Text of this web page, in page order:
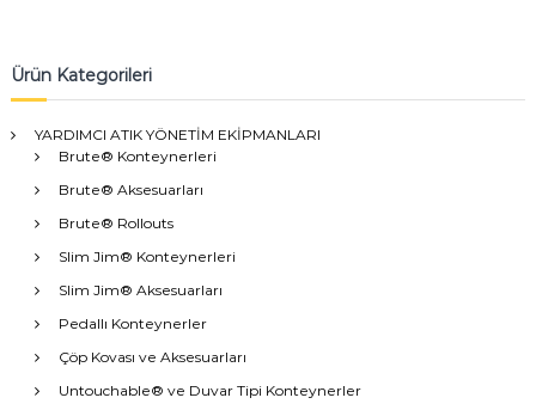
Ürün Kategorileri
YARDIMCI ATIK YÖNETİM EKİPMANLARI
Brute® Konteynerleri
Brute® Aksesuarları
Brute® Rollouts
Slim Jim® Konteynerleri
Slim Jim® Aksesuarları
Pedallı Konteynerler
Çöp Kovası ve Aksesuarları
Untouchable® ve Duvar Tipi Konteynerler